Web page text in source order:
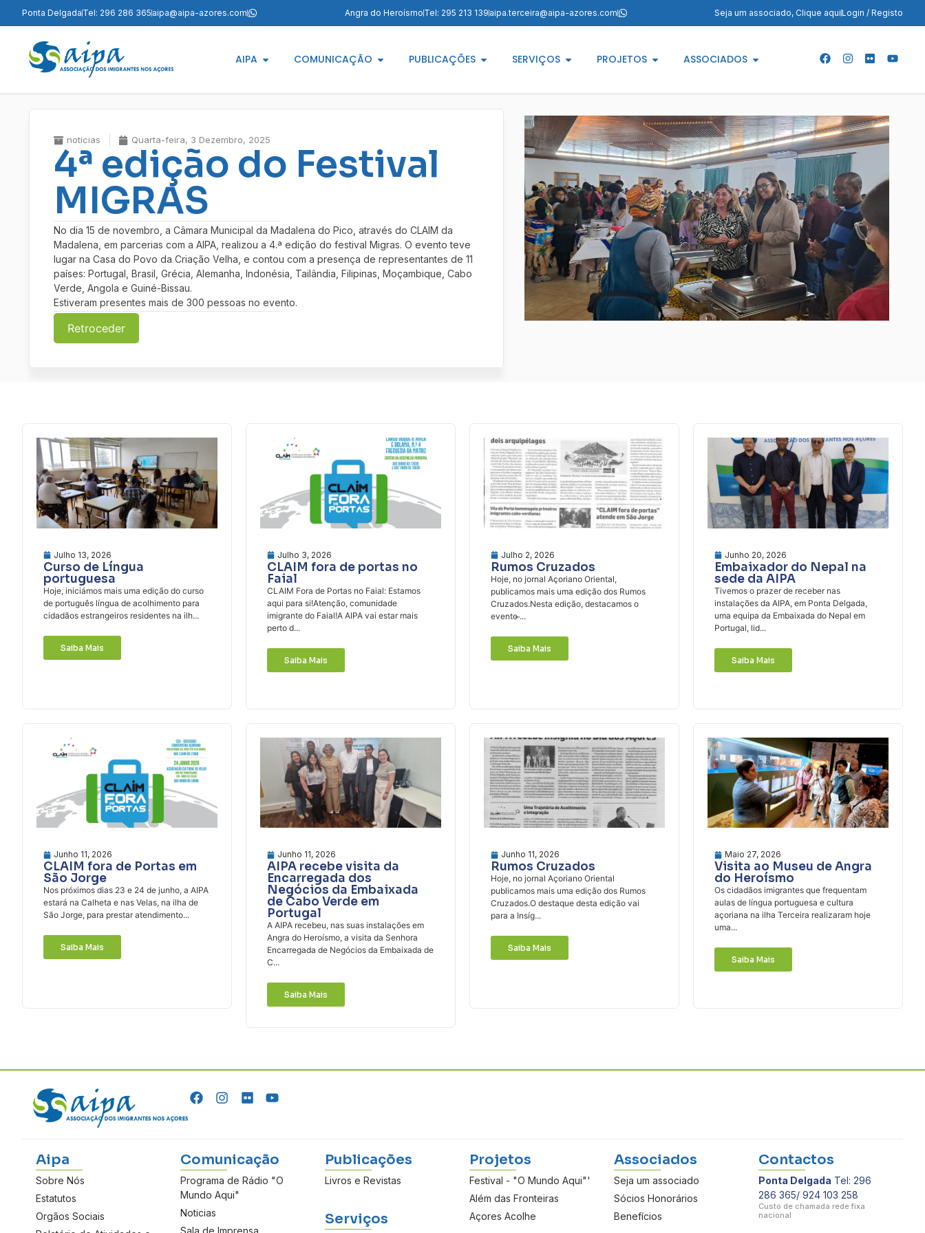
Ponta Delgada Tel: 296 286 365 aipa@aipa-azores.com Angra do HeroísmoTel: 295 213 139aipa.terceira@aipa-azores.com Seja um associado, Clique aquiLogin / Registo
AIPA COMUNICAÇÃO PUBLICAÇÕES SERVIÇOS PROJETOS ASSOCIADOS
noticias Quarta-feira, 3 Dezembro, 2025
4ª edição do Festival
MIGRAS
No dia 15 de novembro, a Câmara Municipal da Madalena do Pico, através do CLAIM da
Madalena, em parcerias com a AIPA, realizou a 4.ª edição do festival Migras. O evento teve
lugar na Casa do Povo da Criação Velha, e contou com a presença de representantes de 11
países: Portugal, Brasil, Grécia, Alemanha, Indonésia, Tailândia, Filipinas, Moçambique, Cabo
Verde, Angola e Guiné-Bissau.
Estiveram presentes mais de 300 pessoas no evento.
Retroceder
Julho 13, 2026
Curso de Língua
portuguesa
Hoje, iniciámos mais uma edição do curso
de português língua de acolhimento para
cidadãos estrangeiros residentes na ilh...
Saiba Mais
Julho 3, 2026
CLAIM fora de portas no
Faial
CLAIM Fora de Portas no Faial: Estamos
aqui para si!Atenção, comunidade
imigrante do Faial!A AIPA vai estar mais
perto d...
Saiba Mais
Julho 2, 2026
Rumos Cruzados
Hoje, no jornal Açoriano Oriental,
publicamos mais uma edição dos Rumos
Cruzados.Nesta edição, destacamos o
evento ̶...
Saiba Mais
Junho 20, 2026
Embaixador do Nepal na
sede da AIPA
Tivemos o prazer de receber nas
instalações da AIPA, em Ponta Delgada,
uma equipa da Embaixada do Nepal em
Portugal, lid...
Saiba Mais
Junho 11, 2026
CLAIM fora de Portas em
São Jorge
Nos próximos dias 23 e 24 de junho, a AIPA
estará na Calheta e nas Velas, na ilha de
São Jorge, para prestar atendimento...
Saiba Mais
Junho 11, 2026
AIPA recebe visita da
Encarregada dos
Negócios da Embaixada
de Cabo Verde em
Portugal
A AIPA recebeu, nas suas instalações em
Angra do Heroísmo, a visita da Senhora
Encarregada de Negócios da Embaixada de
C...
Saiba Mais
Junho 11, 2026
Rumos Cruzados
Hoje, no jornal Açoriano Oriental
publicamos mais uma edição dos Rumos
Cruzados.O destaque desta edição vai
para a Insíg...
Saiba Mais
Maio 27, 2026
Visita ao Museu de Angra
do Heroísmo
Os cidadãos imigrantes que frequentam
aulas de língua portuguesa e cultura
açoriana na ilha Terceira realizaram hoje
uma...
Saiba Mais
Aipa
Sobre Nós
Estatutos
Orgãos Sociais
Comunicação
Programa de Rádio "O
Mundo Aqui"
Noticias
Publicações
Livros e Revistas
Serviços
Projetos
Festival - "O Mundo Aqui"'
Além das Fronteiras
Açores Acolhe
Associados
Seja um associado
Sócios Honorários
Benefícios
Contactos
Ponta Delgada Tel: 296
286 365/ 924 103 258
Custo de chamada rede fixa
nacional